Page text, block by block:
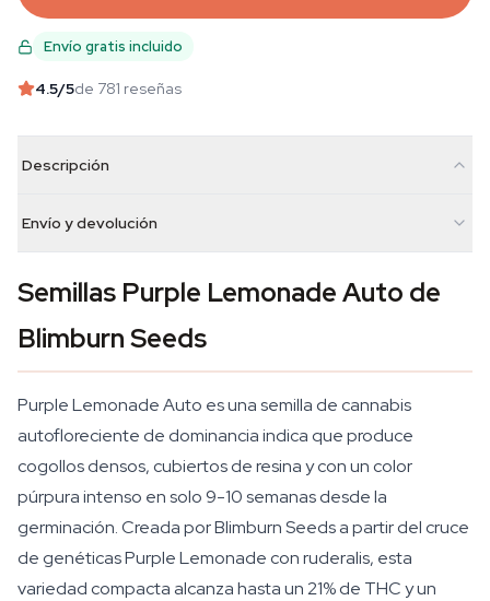
Envío gratis incluido
4.5/5de 781 reseñas
Descripción
Envío y devolución
Semillas Purple Lemonade Auto de
Blimburn Seeds
Purple Lemonade Auto es una semilla de cannabis
autofloreciente de dominancia indica que produce
cogollos densos, cubiertos de resina y con un color
púrpura intenso en solo 9-10 semanas desde la
germinación. Creada por Blimburn Seeds a partir del cruce
de genéticas Purple Lemonade con ruderalis, esta
variedad compacta alcanza hasta un 21% de THC y un